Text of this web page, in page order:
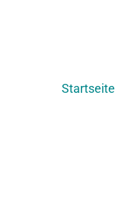
Startseite